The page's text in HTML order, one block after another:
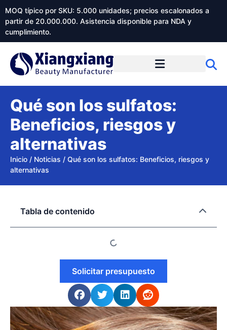
MOQ típico por SKU: 5.000 unidades; precios escalonados a
partir de 20.000.000. Asistencia disponible para NDA y
cumplimiento.
Qué son los sulfatos:
Beneficios, riesgos y
alternativas
Inicio / Noticias / Qué son los sulfatos: Beneficios, riesgos y
alternativas
Tabla de contenido
Solicitar presupuesto